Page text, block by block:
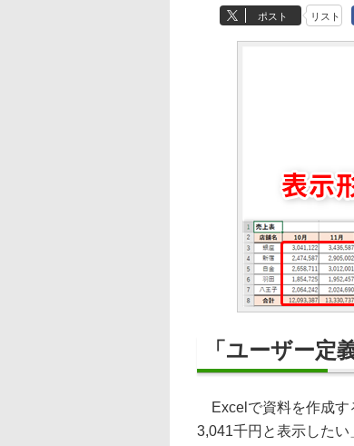
ポスト リスト
「ユーザー定
Excelで資料を作成す
3,041千円と表示した